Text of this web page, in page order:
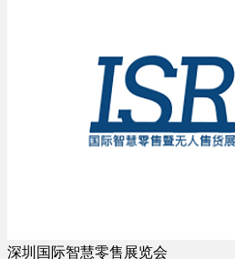
深圳国际智慧零售展览会